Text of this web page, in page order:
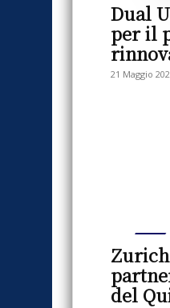
Dual
per il
21 Maggio
del